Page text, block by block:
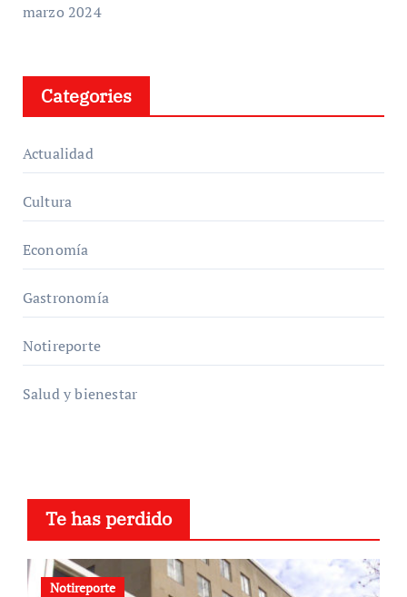
marzo 2024
Categories
Actualidad
Cultura
Economía
Gastronomía
Notireporte
Salud y bienestar
Te has perdido
Notireporte